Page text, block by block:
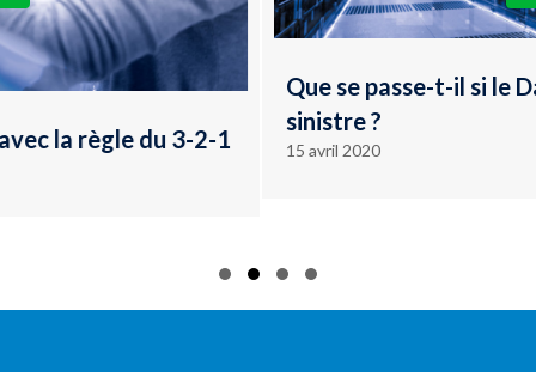
3-2-1
Que se passe-t-il si le Datacenter
15 avril 2020